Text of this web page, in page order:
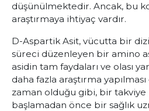
düşünülmektedir. Ancak, bu
araştırmaya ihtiyaç vardır.
D-Aspartik Asit, vücutta bir
süreci düzenleyen bir amino
asidin tam faydaları ve olası
daha fazla araştırma
zaman olduğu gibi, bir takviye
başlamadan önce bir sağlık